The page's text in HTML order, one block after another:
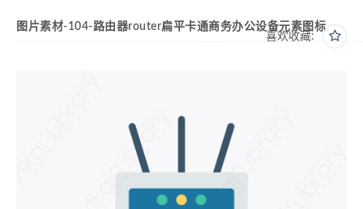
喜欢收藏:
图片素材-104-路由器router扁平卡通商务办公设备元素图标